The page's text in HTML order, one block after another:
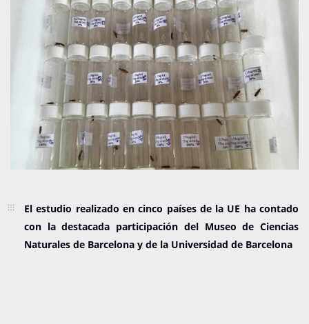
El estudio realizado en cinco países de la UE ha contado
con la destacada participación del Museo de Ciencias
Naturales de Barcelona y de la Universidad de Barcelona